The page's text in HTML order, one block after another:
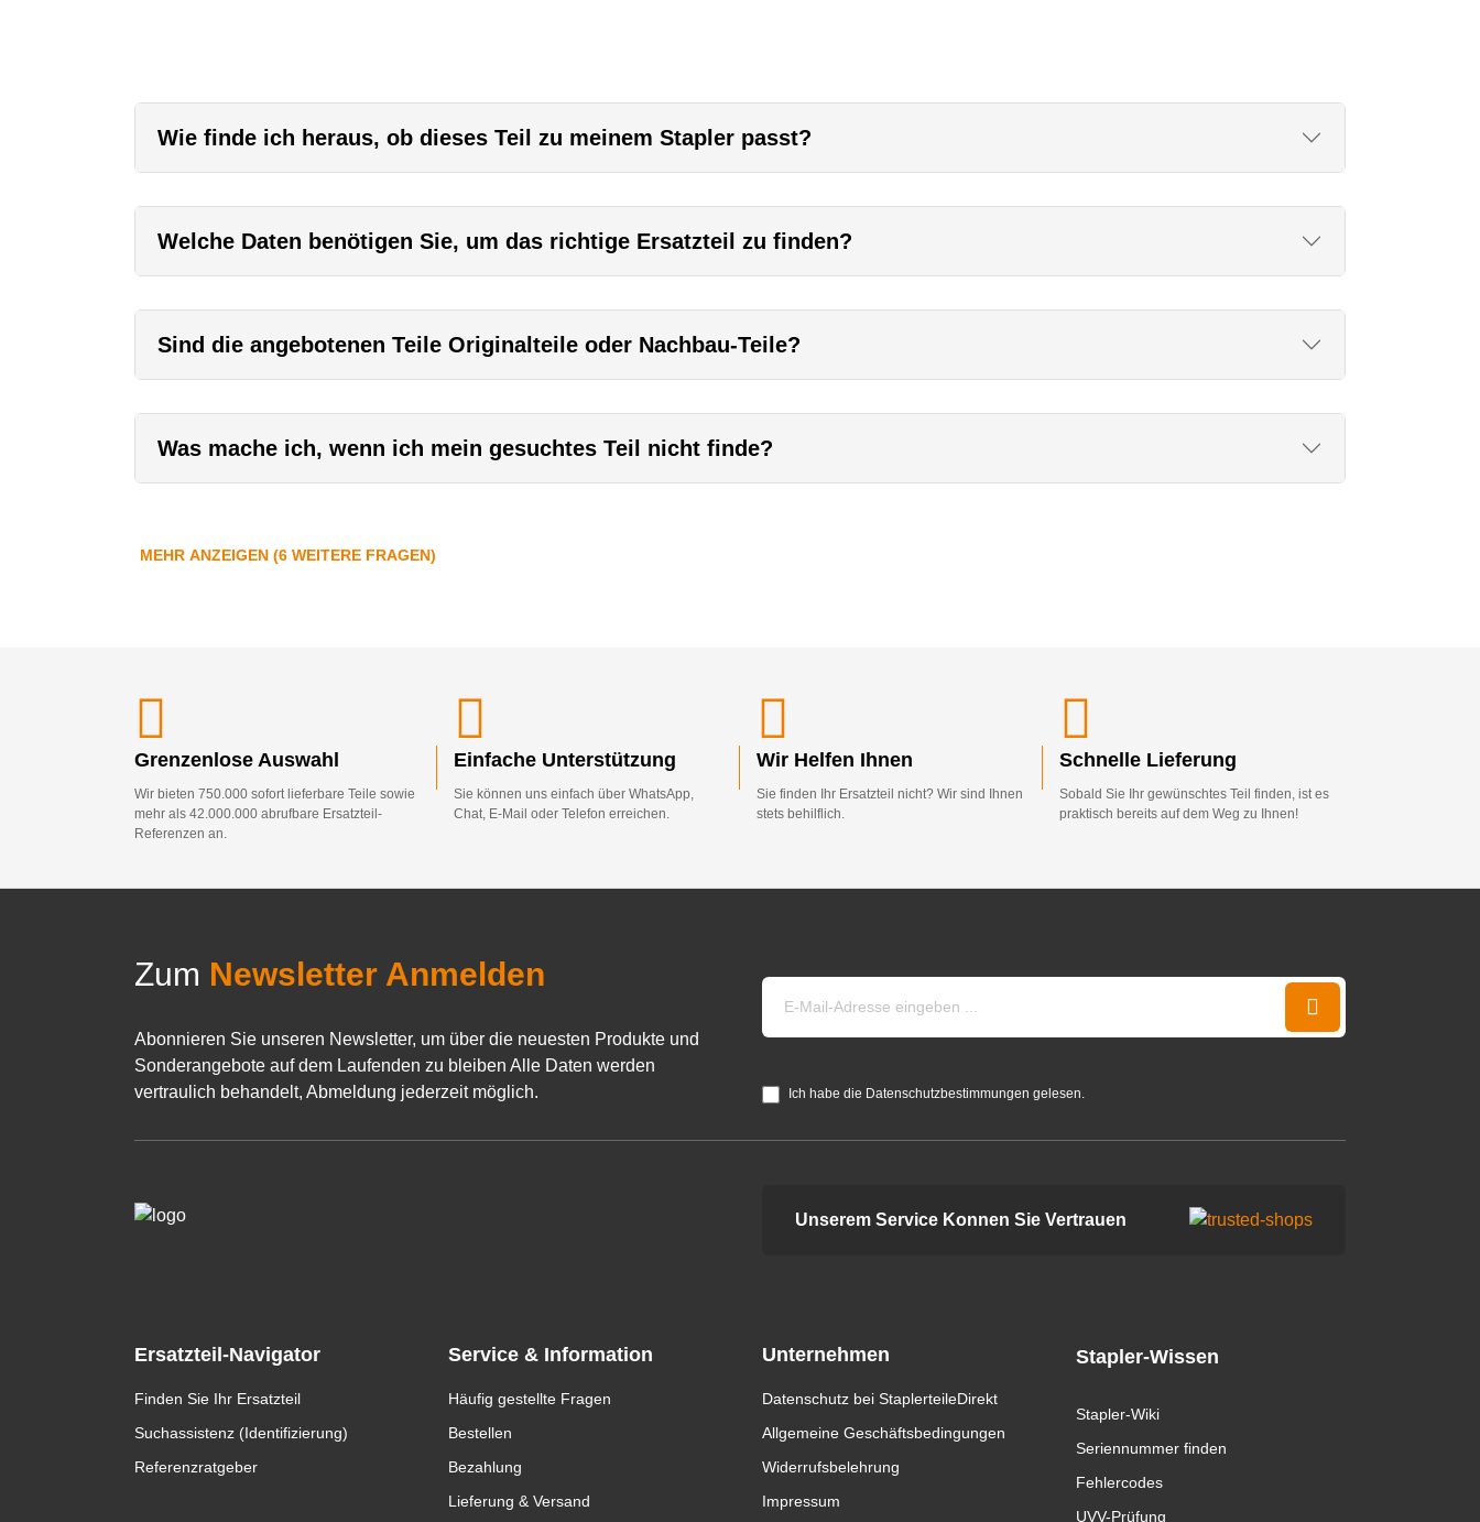
Wie finde ich heraus, ob dieses Teil zu meinem Stapler passt?
Welche Daten benötigen Sie, um das richtige Ersatzteil zu finden?
Sind die angebotenen Teile Originalteile oder Nachbau-Teile?
Was mache ich, wenn ich mein gesuchtes Teil nicht finde?
MEHR ANZEIGEN (6 WEITERE FRAGEN)
Grenzenlose Auswahl
Wir bieten 750.000 sofort lieferbare Teile sowie
mehr als 42.000.000 abrufbare Ersatzteil-
Referenzen an.
Einfache Unterstützung
Sie können uns einfach über WhatsApp,
Chat, E-Mail oder Telefon erreichen.
Wir Helfen Ihnen
Sie finden Ihr Ersatzteil nicht? Wir sind Ihnen
stets behilflich.
Schnelle Lieferung
Sobald Sie Ihr gewünschtes Teil finden, ist es
praktisch bereits auf dem Weg zu Ihnen!
Zum Newsletter Anmelden
Abonnieren Sie unseren Newsletter, um über die neuesten Produkte und
Sonderangebote auf dem Laufenden zu bleiben Alle Daten werden
vertraulich behandelt, Abmeldung jederzeit möglich.
Ich habe die Datenschutzbestimmungen gelesen.
Unserem Service Konnen Sie Vertrauen
Ersatzteil-Navigator
Finden Sie Ihr Ersatzteil
Suchassistenz (Identifizierung)
Referenzratgeber
Service & Information
Häufig gestellte Fragen
Bestellen
Bezahlung
Lieferung & Versand
Unternehmen
Datenschutz bei StaplerteileDirekt
Allgemeine Geschäftsbedingungen
Widerrufsbelehrung
Impressum
Stapler-Wissen
Stapler-Wiki
Seriennummer finden
Fehlercodes
UVV-Prüfung